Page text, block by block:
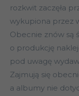
rozkwit zaczęła
wykupiona przez
Obecnie znów są
o produkcję
pod uwagę
Zajmują się
a albumy nie